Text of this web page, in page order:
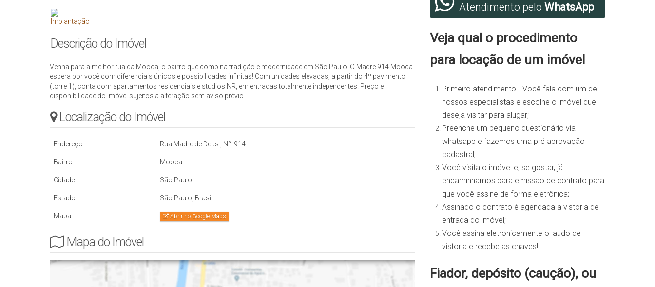
Descrição do Imóvel
Venha para a melhor rua da Mooca, o bairro que combina tradição e modernidade em São Paulo. O Madre 914 Mooca
espera por você com diferenciais únicos e possibilidades infinitas! Com unidades elevadas, a partir do 4º pavimento
(torre 1), conta com apartamentos residenciais e studios NR, em entradas totalmente independentes. Preço e
disponibilidade do imóvel sujeitos a alteração sem aviso prévio.
Localização do Imóvel
Endereço: Rua Madre de Deus N°: 914
Bairro: Mooca
Cidade: São Paulo
Estado: São Paulo, Brasil
Mapa: Abrir no Google Maps
Mapa do Imóvel
Atendimento pelo WhatsApp
Veja qual o procedimento
para locação de um imóvel
Primeiro atendimento - Você fala com um de
nossos especialistas e escolhe o imóvel que
deseja visitar para alugar;
Preenche um pequeno questionário via
whatsapp e fazemos uma pré aprovação
cadastral;
Você visita o imóvel e, se gostar, já
encaminhamos para emissão de contrato para
que você assine de forma eletrônica;
Assinado o contrato é agendada a vistoria de
entrada do imóvel;
Você assina eletronicamente o laudo de
vistoria e recebe as chaves!
Fiador, depósito (caução), ou